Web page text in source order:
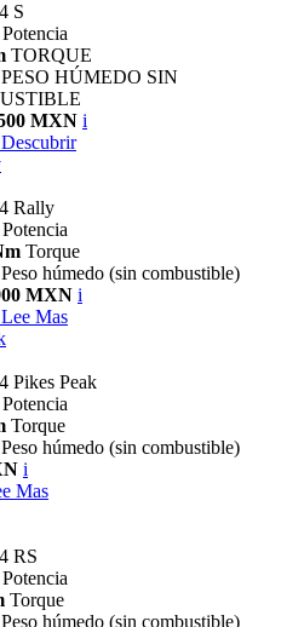
S
Potencia
TORQUE
PESO HÚMEDO SIN
MXN i
Descubrir
Rally
Potencia
Torque
Peso húmedo (sin combustible)
MXN i
Lee Mas
Pikes Peak
Potencia
Torque
Peso húmedo (sin combustible)
i
Mas
RS
Potencia
Torque
Peso húmedo (sin combustible)